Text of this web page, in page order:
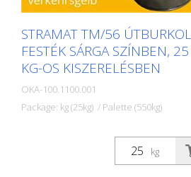
STRAMAT TM/56
FESTÉK SÁRGA SZÍNBEN, 25
KG-OS KISZERELÉSBEN
OKA-100.1100.001
Package: kg (25kg) / Palette (550kg)
A STRAMAT útburkolati
elsősorban aszfalt- vagy
betonfelületeken használják,
kg